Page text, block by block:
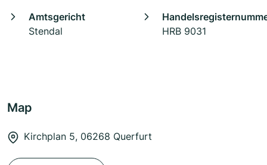
Amtsgericht
Stendal
HRB 9031
Map
Kirchplan 5, 06268 Querfurt